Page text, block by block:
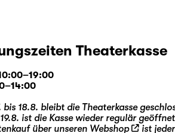
Theaterkasse
bis 18.8. bleibt die Theaterkasse
ist die Kasse wieder regulär
über unseren Webshop ist